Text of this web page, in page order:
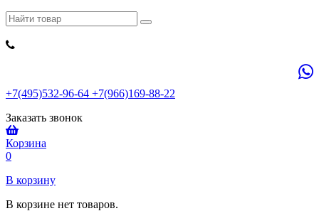
+7(495)532-96-64 +7(966)169-88-22
Заказать звонок
Корзина
0
В корзину
В корзине нет товаров.